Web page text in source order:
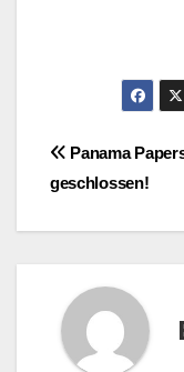
Post
Panama
geschlossen!